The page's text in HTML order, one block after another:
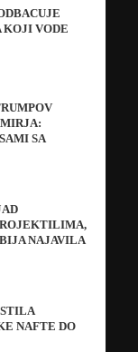
VODE
SA
NAJAVILA
NAFTE DO